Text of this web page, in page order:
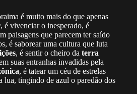
é muito mais do que apenas
, é vivenciar o inesperado, é
paisagens que parecem ter saído
é saborear uma cultura que luta
, é sentir o cheiro da terra
suas entranhas invadidas pela
, é tatear um céu de estrelas
lua, tingindo de azul o paredão dos